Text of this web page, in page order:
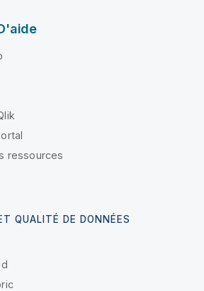
ressources
QUALITÉ DE DONNÉES